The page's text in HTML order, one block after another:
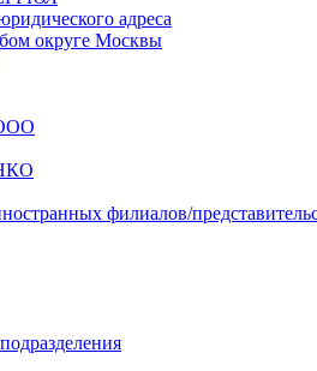
адреса
округе Москвы
филиалов/